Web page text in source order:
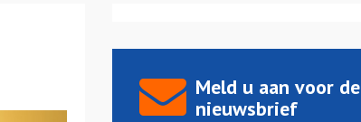
Meld u aan voor de
nieuwsbrief